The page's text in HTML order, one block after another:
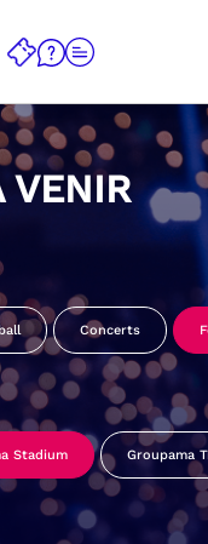
VENIR
Concerts
Stadium Groupama